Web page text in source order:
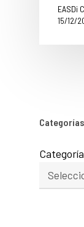
EASDi
15/12/
Categorías